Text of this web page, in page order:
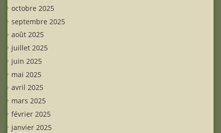
octobre 2025
septembre 2025
août 2025
juillet 2025
juin 2025
mai 2025
avril 2025
mars 2025
février 2025
janvier 2025